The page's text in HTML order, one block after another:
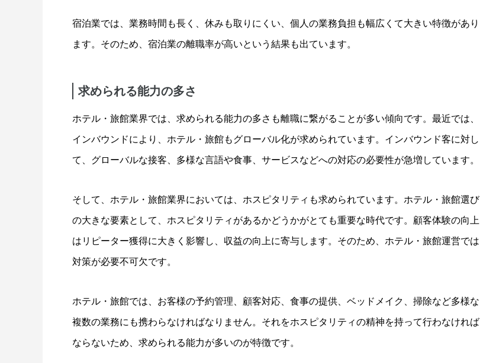
宿泊業では、業務時間も長く、休みも取りにくい、個人の業務負担も幅広くて大きい特徴があり
ます。そのため、宿泊業の離職率が高いという結果も出ています。
求められる能力の多さ
ホテル・旅館業界では、求められる能力の多さも離職に繋がることが多い傾向です。最近では、
インバウンドにより、ホテル・旅館もグローバル化が求められています。インバウンド客に対し
て、グローバルな接客、多様な言語や食事、サービスなどへの対応の必要性が急増しています。
そして、ホテル・旅館業界においては、ホスピタリティも求められています。ホテル・旅館選び
の大きな要素として、ホスピタリティがあるかどうかがとても重要な時代です。顧客体験の向上
はリピーター獲得に大きく影響し、収益の向上に寄与します。そのため、ホテル・旅館運営では
対策が必要不可欠です。
ホテル・旅館では、お客様の予約管理、顧客対応、食事の提供、ベッドメイク、掃除など多様な
複数の業務にも携わらなければなりません。それをホスピタリティの精神を持って行わなければ
ならないため、求められる能力が多いのが特徴です。